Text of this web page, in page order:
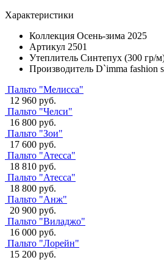
Характеристики
Коллекция Осень-зима 2025
Артикул 2501
Утеплитель Синтепух (300 гр/
Производитель D`imma fashion
Пальто "Мелисса"
12 960 руб.
Пальто "Челси"
16 800 руб.
Пальто "Зои"
17 600 руб.
Пальто "Атесса"
18 810 руб.
Пальто "Атесса"
18 800 руб.
Пальто "Анж"
20 900 руб.
Пальто "Виладжо"
16 000 руб.
Пальто "Лорейн"
15 200 руб.